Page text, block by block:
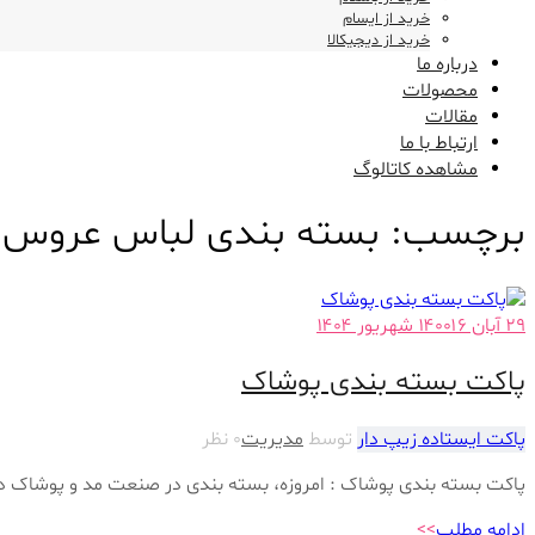
خرید از ایسام
خرید از دیجیکالا
درباره ما
محصولات
مقالات
ارتباط با ما
مشاهده کاتالوگ
برچسب: بسته بندی لباس عروس
۲۹ آبان ۱۴۰۰ ۱۶ شهریور ۱۴۰۴
پاکت بسته بندی پوشاک
پاکت ایستاده زیپ دار توسط مدیریت۰ نظر
پاکت بسته بندی پوشاک : امروزه، بسته بندی در صنعت مد و پوشاک